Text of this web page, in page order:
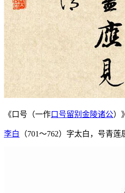
《口号（一作口号留别金陵诸公）
李白 （701～762）字太白，号青莲